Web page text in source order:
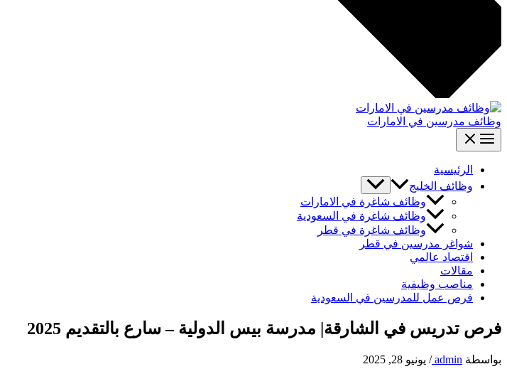
وظائف مدرسين في الامارات
الرئيسية
وظائف الخليج
وظائف شاغرة في الامارات
وظائف شاغرة في السعودية
وظائف شاغرة في قطر
شواغر مدرسين في قطر
اقتصاد عالمي
مقالات
مناصب وظيفية
فرص عمل للمدرسين في السعودية
فرص تدريس في الشارقة| مدرسة بيس الدولية – سارع بالتقديم 2025
بواسطة admin
/ يونيو 28, 2025